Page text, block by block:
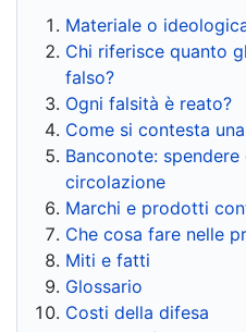
Materiale o
Chi riferisce quanto
falso?
Ogni falsità è reato?
Come si contesta
Banconote:
circolazione
Marchi e prodotti
Che cosa fare nelle
Miti e fatti
Glossario
Costi della difesa